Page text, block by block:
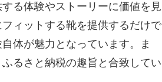
る体験やストーリーに価値を見
ィットする靴を提供するだけで
体が魅力となっています。ま
るさと納税の趣旨と合致してい